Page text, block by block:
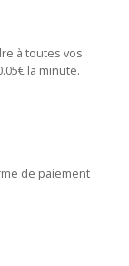
à toutes vos
la minute.
de paiement